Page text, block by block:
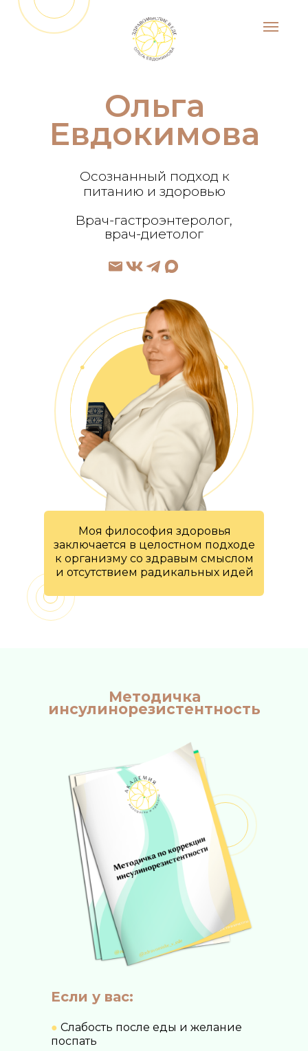
Ольга
Евдокимова
Осознанный подход к
питанию и здоровью
Врач-гастроэнтеролог,
врач-диетолог
Моя философия здоровья
заключается в целостном подходе
к организму со здравым смыслом
и отсутствием радикальных идей
Методичка
инсулинорезистентность
Eсли у вас:
● Слабость после еды и желание
поспать